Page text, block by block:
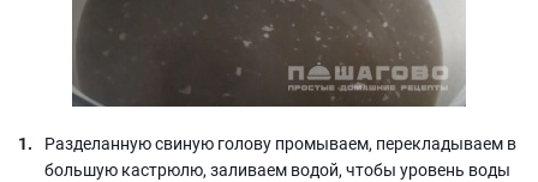
Разделанную свиную голову промываем, перекладываем в
большую кастрюлю, заливаем водой, чтобы уровень воды